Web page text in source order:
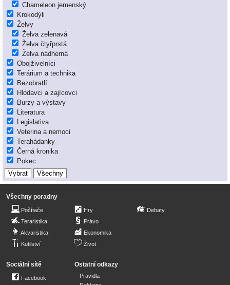
Chameleon jemenský
Krokodýli
Želvy
Želva zelenavá
Želva čtyřprstá
Želva nádherná
Obojživelníci
Terárium a technika
Bezobratlí
Hlodavci a zajícovci
Burzy a výstavy
Literatura
Legislativa
Veterina a nemoci
Terahádanky
Černá kronika
Pokec
Všechny poradny
Počítače
Teraristika
Akvaristika
Kutilství
Hry
Právo
Ekonomika
Život
Debaty
Sociální sítě
Facebook
Ostatní odkazy
Pravidla